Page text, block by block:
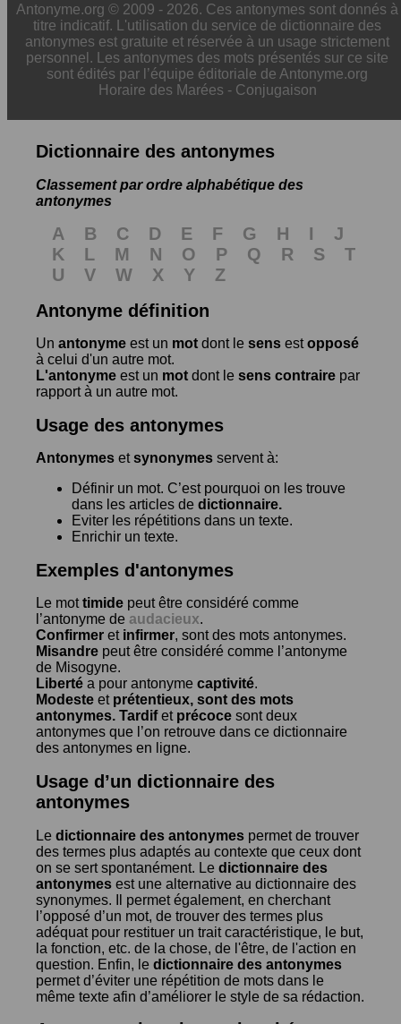
Antonyme.org © 2009 - 2026. Ces antonymes sont donnés à
titre indicatif. L'utilisation du service de dictionnaire des
antonymes est gratuite et réservée à un usage strictement
personnel. Les antonymes des mots présentés sur ce site
sont édités par l’équipe éditoriale de Antonyme.org
Horaire des Marées - Conjugaison
Dictionnaire des antonymes
Classement par ordre alphabétique des
antonymes
A B C D E F G H I
J
K
L M N O P Q R S
T
U
V W X Y
Z
Antonyme définition
Un antonyme est un mot dont le sens estopposé
à celui d'un autre mot.
L'antonyme est un mot dont le sens contraire par
rapport à un autre mot.
Usage des antonymes
Antonymes etsynonymes servent à:
Définir un mot. C’est pourquoi on les trouve
dans les articles de dictionnaire.
Eviter les répétitions dans un texte.
Enrichir un texte.
Exemples d'antonymes
Le mottimide peut être considéré comme
l’antonyme de audacieux.
Confirmer et infirmer, sont des mots antonymes.
Misandre peut être considéré comme l’antonyme
de Misogyne.
Liberté a pour antonyme captivité.
Modeste et prétentieux, sont des mots
antonymes. Tardifet précoce sont deux
antonymes que l’on retrouve dans ce dictionnaire
des antonymes en ligne.
Usage d’un dictionnaire des
antonymes
Le dictionnaire des antonymes permet de trouver
des termes plus adaptés au contexte que ceux dont
on se sert spontanément. Le dictionnaire des
antonymes est une alternative au dictionnaire des
synonymes. Il permet également, en cherchant
l’opposé d’un mot, de trouver des termes plus
adéquat pour restituer un trait caractéristique, le but,
la fonction, etc. de la chose, de l'être, de l'action en
question. Enfin, le dictionnaire des antonymes
permet d’éviter une répétition de mots dans le
même texte afin d’améliorer le style de sa rédaction.